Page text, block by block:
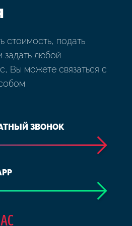
стоимость, подать
задать любой
Вы можете связаться с
ЗВОНОК